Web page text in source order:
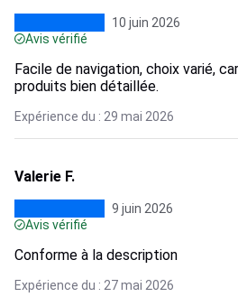
10 juin 2026
Avis vérifié
Facile de navigation, choix varié,
produits bien détaillée.
Expérience du : 29 mai 2026
Valerie F.
9 juin 2026
Avis vérifié
Conforme à la description
Expérience du : 27 mai 2026